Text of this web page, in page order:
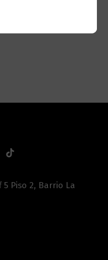
5 Piso 2, Barrio La